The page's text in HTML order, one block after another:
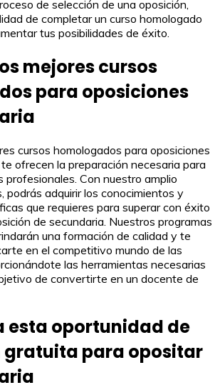
de selección de una oposición,
de completar un curso homologado
tus posibilidades de éxito.
mejores cursos
para oposiciones
cursos homologados para oposiciones
ofrecen la preparación necesaria para
profesionales. Con nuestro amplio
podrás adquirir los conocimientos y
que requieres para superar con éxito
de secundaria. Nuestros programas
una formación de calidad y te
en el competitivo mundo de las
las herramientas necesarias
de convertirte en un docente de
esta oportunidad de
para opositar